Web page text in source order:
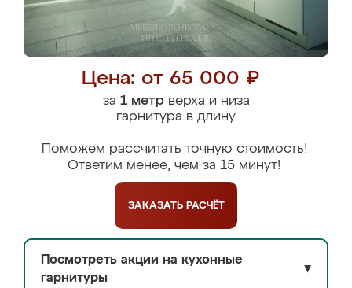
Цена: от 65 000 ₽
за 1 метрверха и низа
гарнитура в длину
Поможем рассчитать точную стоимость!
Ответим менее, чем за 15 минут!
ЗАКАЗАТЬ РАСЧЁТ
Посмотреть акции на кухонные
гарнитуры
▼